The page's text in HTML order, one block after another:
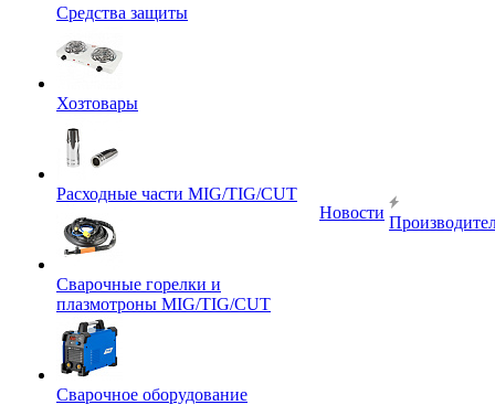
Средства защиты
Хозтовары
Расходные части MIG/TIG/CUT
Сварочные горелки и
плазмотроны MIG/TIG/CUT
Сварочное оборудование
Новости